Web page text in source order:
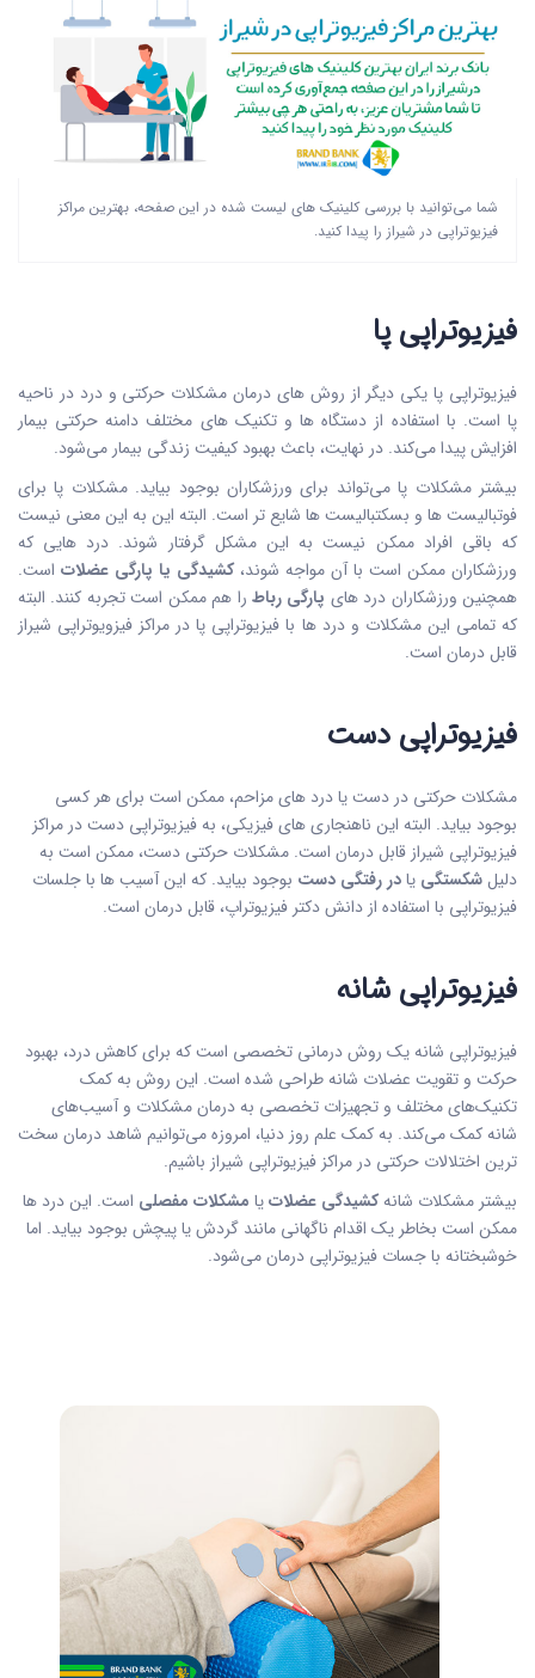
شما می‌توانید با بررسی کلینیک های لیست شده در این صفحه، بهترین مراکز
فیزیوتراپی در شیراز را پیدا کنید.
فیزیوتراپی پا
فیزیوتراپی پا یکی دیگر از روش های درمان مشکلات حرکتی و درد در ناحیه
پا است. با استفاده از دستگاه ها و تکنیک های مختلف دامنه حرکتی بیمار
افزایش پیدا می‌کند. در نهایت، باعث بهبود کیفیت زندگی بیمار می‌شود.
بیشتر مشکلات پا می‌تواند برای ورزشکاران بوجود بیاید. مشکلات پا برای
فوتبالیست ها و بسکتبالیست ها شایع تر است. البته این به این معنی نیست
که باقی افراد ممکن نیست به این مشکل گرفتار شوند. درد هایی که
ورزشکاران ممکن است با آن مواجه شوند،کشیدگی یا پارگی عضلات است.
همچنین ورزشکاران درد های پارگی رباط را هم ممکن است تجربه کنند. البته
که تمامی این مشکلات و درد ها با فیزیوتراپی پا در مراکز فیزویوتراپی شیراز
قابل درمان است.
فیزیوتراپی دست
مشکلات حرکتی در دست یا درد های مزاحم، ممکن است برای هر کسی
بوجود بیاید. البته این ناهنجاری های فیزیکی، به فیزیوتراپی دست در مراکز
فیزیوتراپی شیراز قابل درمان است. مشکلات حرکتی دست، ممکن است به
دلیلشکستگی یادر رفتگی دست بوجود بیاید. که این آسیب ها با جلسات
فیزیوتراپی با استفاده از دانش دکتر فیزیوتراپ، قابل درمان است.
فیزیوتراپی شانه
فیزیوتراپی شانه یک روش درمانی تخصصی است که برای کاهش درد، بهبود
حرکت و تقویت عضلات شانه طراحی شده است. این روش به کمک
تکنیک‌های مختلف و تجهیزات تخصصی به درمان مشکلات و آسیب‌های
شانه کمک می‌کند. به کمک علم روز دنیا، امروزه می‌توانیم شاهد درمان سخت
ترین اختلالات حرکتی در مراکز فیزیوتراپی شیراز باشیم.
بیشتر مشکلات شانهکشیدگی عضلاتیا مشکلات مفصلی است. این درد ها
ممکن است بخاطر یک اقدام ناگهانی مانند گردش یا پیچش بوجود بیاید. اما
خوشبختانه با جسات فیزیوتراپی درمان می‌شود.